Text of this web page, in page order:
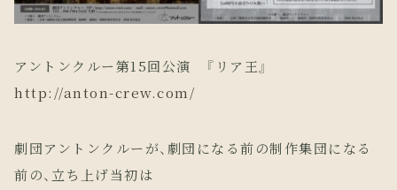
アントンクルー第15回公演 『リア王』
http://anton-crew.com/
劇団アントンクルーが、劇団になる前の制作集団になる
前の、立ち上げ当初は